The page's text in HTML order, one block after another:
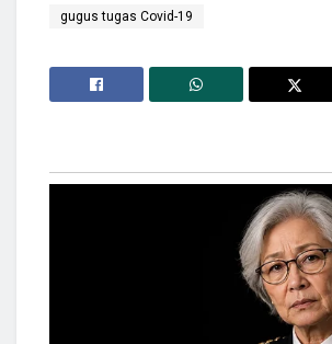
gugus tugas Covid-19